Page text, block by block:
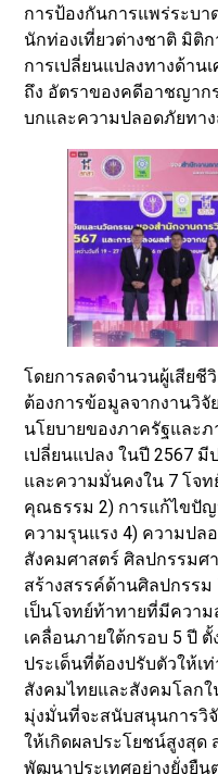
การป้องกันการแพร่ระบา
นักท่องเที่ยวต่างชาติ มิติ
การเปลี่ยนแปลงทางด้าน
ถึง อัตราของคดีอาชญาก
บกและความปลอดภัยทา
โดยการลดจำนวนผู้เสียชี
ต้องการข้อมูลจากงานวิ
นโยบายของภาครัฐและ
เปลี่ยนแปลง ในปี 2567
และความมั่นคงใน 7 โจ
คุณธรรม 2) การแก้ไขปั
ความรุนแรง 4) ความปล
สังคมศาสตร์ ศิลปกรรมศ
สร้างสรรค์ด้านศิลปกรรม
เป็นโจทย์ท้าทายที่มีควา
เคลื่อนภายใต้กรอบ 5 ปี ตั้
ประเด็นที่ต้องปรับตัวให้เ
สังคมไทยและสังคมโลกใ
มุ่งมั่นที่จะสนับสนุนการวิ
ให้เกิดผลประโยชน์สูงสุด
พัฒนาประเทศอย่างยั่งยืน